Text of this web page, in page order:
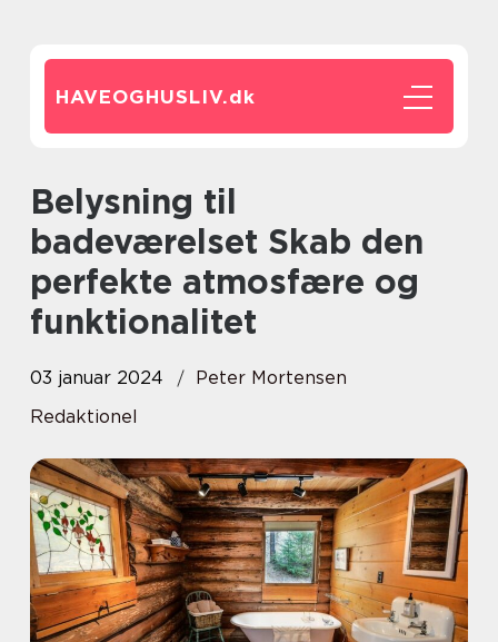
HAVEOGHUSLIV.dk
Belysning til
badeværelset Skab den
perfekte atmosfære og
funktionalitet
03 januar 2024
Peter Mortensen
Redaktionel